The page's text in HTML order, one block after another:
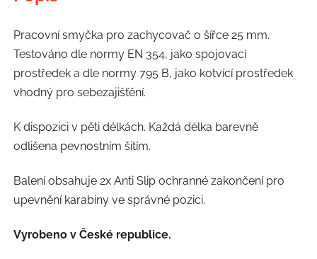
Pracovní smyčka pro zachycovač o šířce 25 mm.
Testováno dle normy EN 354, jako spojovací
prostředek a dle normy 795 B, jako kotvící prostředek
vhodný pro sebezajišťění.
K dispozici v pěti délkách. Každá délka barevně
odlišena pevnostním šitím.
Balení obsahuje 2x Anti Slip ochranné zakončení pro
upevnění karabiny ve správné pozici.
Vyrobeno v České republice.